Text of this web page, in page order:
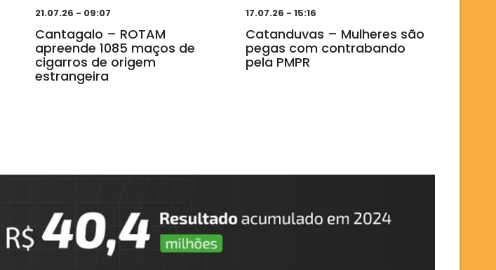
21.07.26 - 09:07
Cantagalo – ROTAM
apreende 1085 maços de
cigarros de origem
estrangeira
17.07.26 - 15:16
Catanduvas – Mulheres são
pegas com contrabando
pela PMPR